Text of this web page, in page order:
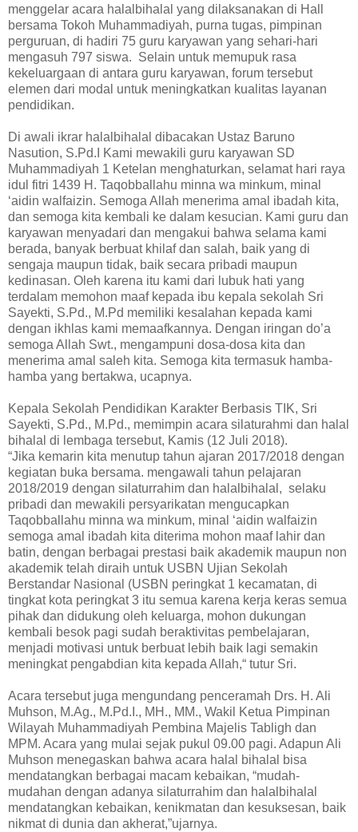
menggelar acara halalbihalal yang dilaksanakan di Hall
bersama Tokoh Muhammadiyah, purna tugas, pimpinan
perguruan, di hadiri 75 guru karyawan yang sehari-hari
mengasuh 797 siswa. Selain untuk memupuk rasa
kekeluargaan di antara guru karyawan, forum tersebut
elemen dari modal untuk meningkatkan kualitas layanan
pendidikan.
Di awali ikrar halalbihalal dibacakan Ustaz Baruno
Nasution, S.Pd.I Kami mewakili guru karyawan SD
Muhammadiyah 1 Ketelan menghaturkan, selamat hari raya
idul fitri 1439 H. Taqobballahu minna wa minkum, minal
‘aidin walfaizin. Semoga Allah menerima amal ibadah kita,
dan semoga kita kembali ke dalam kesucian. Kami guru dan
karyawan menyadari dan mengakui bahwa selama kami
berada, banyak berbuat khilaf dan salah, baik yang di
sengaja maupun tidak, baik secara pribadi maupun
kedinasan. Oleh karena itu kami dari lubuk hati yang
terdalam memohon maaf kepada ibu kepala sekolah Sri
Sayekti, S.Pd., M.Pd memiliki kesalahan kepada kami
dengan ikhlas kami memaafkannya. Dengan iringan do’a
semoga Allah Swt., mengampuni dosa-dosa kita dan
menerima amal saleh kita. Semoga kita termasuk hamba-
hamba yang bertakwa, ucapnya.
Kepala Sekolah Pendidikan Karakter Berbasis TIK, Sri
Sayekti, S.Pd., M.Pd., memimpin acara silaturahmi dan halal
bihalal di lembaga tersebut, Kamis (12 Juli 2018).
“Jika kemarin kita menutup tahun ajaran 2017/2018 dengan
kegiatan buka bersama. mengawali tahun pelajaran
2018/2019 dengan silaturrahim dan halalbihalal, selaku
pribadi dan mewakili persyarikatan mengucapkan
Taqobballahu minna wa minkum, minal ‘aidin walfaizin
semoga amal ibadah kita diterima mohon maaf lahir dan
batin, dengan berbagai prestasi baik akademik maupun non
akademik telah diraih untuk USBN Ujian Sekolah
Berstandar Nasional (USBN peringkat 1 kecamatan, di
tingkat kota peringkat 3 itu semua karena kerja keras semua
pihak dan didukung oleh keluarga, mohon dukungan
kembali besok pagi sudah beraktivitas pembelajaran,
menjadi motivasi untuk berbuat lebih baik lagi semakin
meningkat pengabdian kita kepada Allah,“ tutur Sri.
Acara tersebut juga mengundang penceramah Drs. H. Ali
Muhson, M.Ag., M.Pd.I., MH., MM., Wakil Ketua Pimpinan
Wilayah Muhammadiyah Pembina Majelis Tabligh dan
MPM. Acara yang mulai sejak pukul 09.00 pagi. Adapun Ali
Muhson menegaskan bahwa acara halal bihalal bisa
mendatangkan berbagai macam kebaikan, “mudah-
mudahan dengan adanya silaturrahim dan halalbihalal
mendatangkan kebaikan, kenikmatan dan kesuksesan, baik
nikmat di dunia dan akherat,”ujarnya.